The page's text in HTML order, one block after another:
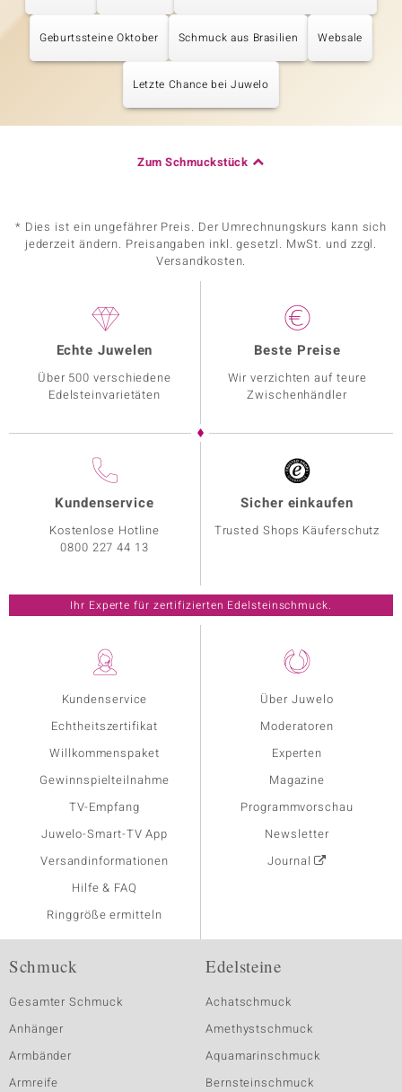
Geburtssteine Oktober Schmuck aus Brasilien Websale
Letzte Chance bei Juwelo
Zum Schmuckstück
* Dies ist ein ungefährer Preis. Der Umrechnungskurs kann sich
jederzeit ändern. Preisangaben inkl. gesetzl. MwSt. und zzgl.
Versandkosten.
Kundenservice
Echtheitszertifikat
Willkommenspaket
Gewinnspielteilnahme
TV-Empfang
Juwelo-Smart-TV App
Versandinformationen
Hilfe & FAQ
Ringgröße ermitteln
Über Juwelo
Moderatoren
Experten
Magazine
Programmvorschau
Newsletter
Journal
Echte Juwelen
Über 500 verschiedene
Edelsteinvarietäten
Beste Preise
Wir verzichten auf teure
Zwischenhändler
Kundenservice
Kostenlose Hotline
0800 227 44 13
Sicher einkaufen
Trusted Shops Käuferschutz
Ihr Experte für zertifizierten Edelsteinschmuck.
Schmuck
Gesamter Schmuck
Anhänger
Armbänder
Armreife
Edelsteine
Achatschmuck
Amethystschmuck
Aquamarinschmuck
Bernsteinschmuck